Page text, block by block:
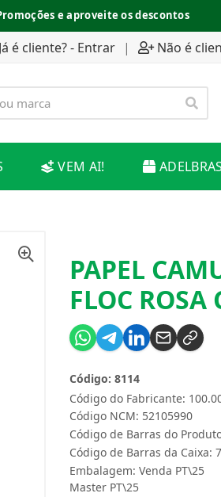
e aproveite os descontos
Já é cliente? - Entrar | Não é
VEM AI! ADELBRAS
PAPEL
FLOC ROSA
Código do Fabricante:
Código: 8114
Código NCM: 52105990
Código de Barras do
Código de Barras da Caixa:
Embalagem: Venda PT\25
Master PT\25